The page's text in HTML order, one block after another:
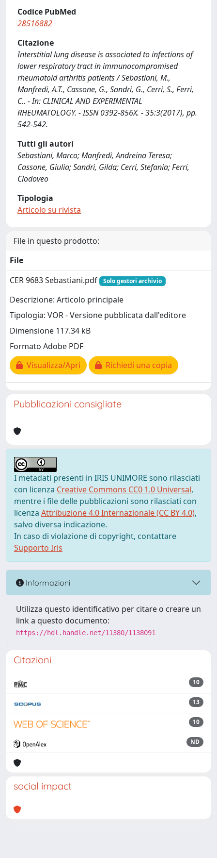
Codice PubMed
28516882
Citazione
Interstitial lung disease is associated to infections of
lower respiratory tract in immunocompromised
rheumatoid arthritis patients / Sebastiani, M.,
Manfredi, A.T., Cassone, G., Sandri, G., Cerri, S., Ferri,
C.. - In: CLINICAL AND EXPERIMENTAL
RHEUMATOLOGY. - ISSN 0392-856X. - 35:3(2017), pp.
542-542.
Tutti gli autori
Sebastiani, Marco; Manfredi, Andreina Teresa;
Cassone, Giulia; Sandri, Gilda; Cerri, Stefania; Ferri,
Clodoveo
Tipologia
Articolo su rivista
File in questo prodotto:
File
CER 9683 Sebastiani.pdf
Solo gestori archivio
Descrizione: Articolo principale
Tipologia: VOR - Versione pubblicata dall'editore
Dimensione 117.34 kB
Formato Adobe PDF
Visualizza/Apri
Richiedi una copia
Pubblicazioni consigliate
I metadati presenti in IRIS UNIMORE sono rilasciati
con licenza Creative Commons CC0 1.0 Universal,
mentre i file delle pubblicazioni sono rilasciati con
licenza Attribuzione 4.0 Internazionale (CC BY 4.0),
salvo diversa indicazione.
In caso di violazione di copyright, contattare
Supporto Iris
Informazioni
Utilizza questo identificativo per citare o creare un
link a questo documento:
https://hdl.handle.net/11380/1138091
Citazioni
10
13
10
ND
social impact